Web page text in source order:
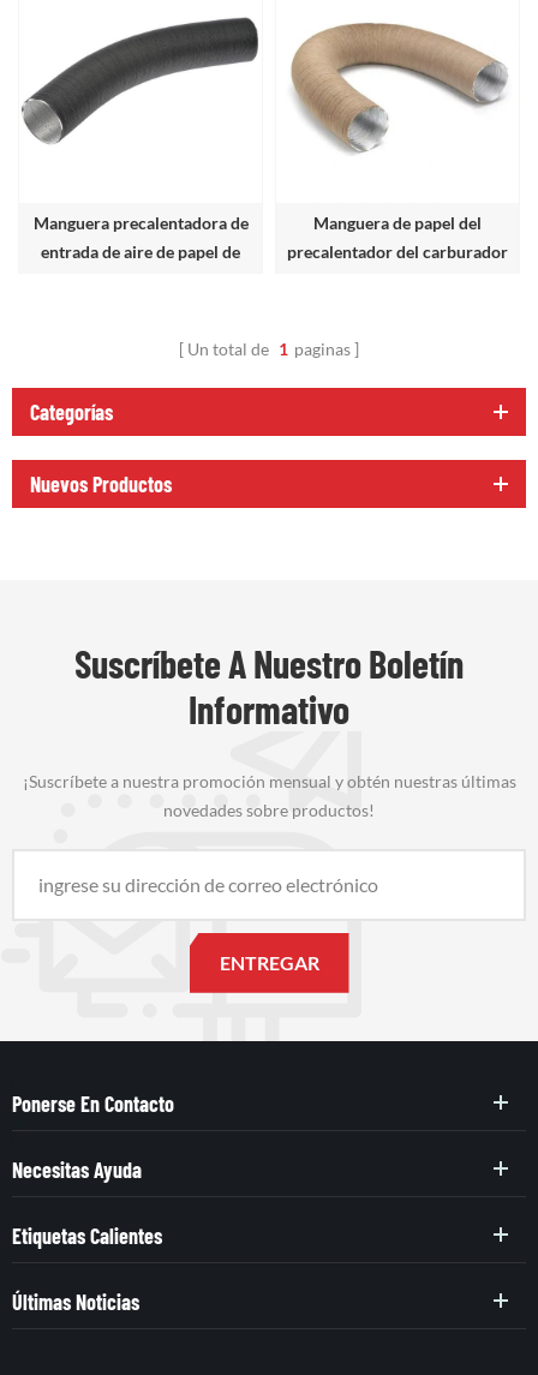
Manguera precalentadora de
entrada de aire de papel de
Manguera de papel del
precalentador del carburador
Un total de 1 paginas
Categorías
Nuevos Productos
Suscríbete A Nuestro Boletín
Informativo
¡Suscríbete a nuestra promoción mensual y obtén nuestras últimas
novedades sobre productos!
Ponerse En Contacto
Necesitas Ayuda
Etiquetas Calientes
Últimas Noticias